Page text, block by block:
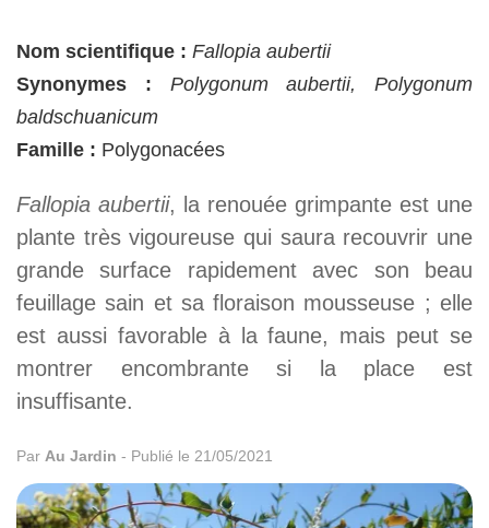
Nom scientifique : Fallopia aubertii
Synonymes :
Polygonum aubertii, Polygonum
baldschuanicum
Famille : Polygonacées
Fallopia aubertii, la renouée grimpante est une
plante très vigoureuse qui saura recouvrir une
grande surface rapidement avec son beau
feuillage sain et sa floraison mousseuse ; elle
est aussi favorable à la faune, mais peut se
montrer encombrante si la place est
insuffisante.
Par Au Jardin - Publié le 21/05/2021